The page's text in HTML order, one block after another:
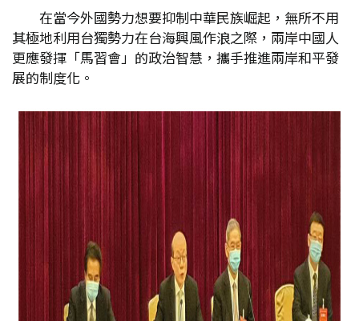
在當今外國勢力想要抑制中華民族崛起，無所不用
其極地利用台獨勢力在台海興風作浪之際，兩岸中國人
更應發揮「馬習會」的政治智慧，攜手推進兩岸和平發
展的制度化。